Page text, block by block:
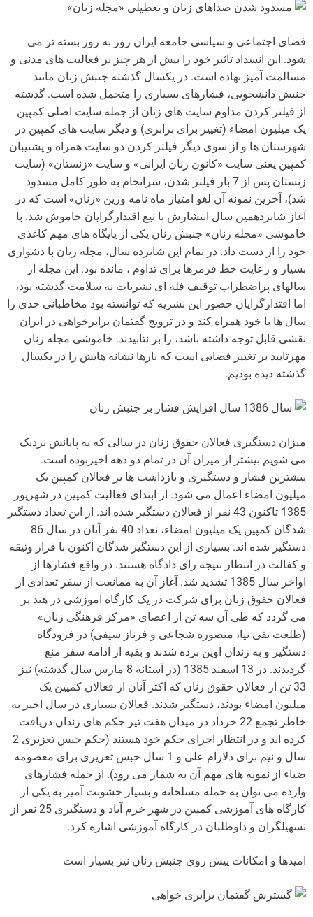
مسدود شدن صداهای زنان و تعطیلی «مجله زنان»
فضای اجتماعی و سیاسی جامعه ایران روز به روز بسته تر می
شود. این انسداد تاثیر خود را بیش از هر چیز بر فعالیت های مدنی و
مسالمت آمیز نهاده است. در یکسال گذشته جنبش زنان مانند
جنبش دانشجویی، فشارهای بسیاری را متحمل شده است. گذشته
از فیلتر کردن مداوم سایت های زنان از جمله سایت اصلی کمپین
یک میلیون امضاء (تغییر برای برابری) و دیگر سایت های کمپین در
شهرستان ها و از سوی دیگر فیلتر کردن دو سایت همراه و پشتیبان
کمپین یعنی سایت «کانون زنان ایرانی» و سایت «زنستان» (سایت
زنستان پس از 7 بار فیلتر شدن، سرانجام به طور کامل مسدود
شد)، آخرین نمونه آن لغو امتیاز ماه نامه وزین «زنان» است که در
آغاز شانزدهمین سال انتشارش با تیغ اقتدارگرایان خاموش شد. با
خاموشی «مجله زنان» جنبش زنان یکی از پایگاه های مهم کاغذی
خود را از دست داد. در تمام این شانزده سال، مجله زنان با دشواری
بسیار و رعایت خط قرمزها برای تداوم ، مانده بود. این مجله از
سالهای پراضطراب توقیف فله ای نشریات به سلامت گذشته بود،
اما اقتدارگرایان حضور این نشریه که توانسته بود مخاطبانی جدی را
سال ها با خود همراه کند و در ترویج گفتمان برابرخواهی در ایران
نقشی قابل توجه داشته باشد، را بر نتابیدند. خاموشی مجله زنان
مهرتایید بر تغییر فضایی است که بارها نشانه هایش را در یکسال
گذشته دیده بودیم.
سال 1386 سال افزایش فشار بر جنبش زنان
میزان دستگیری فعالان حقوق زنان در سالی که به پایانش نزدیک
می شویم بیشتر از میزان آن در تمام دو دهه اخیربوده است.
بیشترین فشار و دستگیری و بازداشت ها بر فعالان کمپین یک
میلیون امضاء اعمال می شود. از ابتدای فعالیت کمپین در شهریور
1385 تاکنون 43 نفر از فعالان دستگیر شده اند. از این تعداد دستگیر
شدگان کمپین یک میلیون امضاء، تعداد 40 نفر آنان در سال 86
دستگیر شده اند. بسیاری از این دستگیر شدگان اکنون با قرار وثیقه
و کفالت در انتظار نتیجه رای دادگاه هستند. در واقع فشارها از
اواخر سال 1385 تشدید شد. آغاز آن به ممانعت از سفر تعدادی از
فعالان حقوق زنان برای شرکت در یک کارگاه آموزشی در هند بر
می گردد که طی آن سه تن از اعضای «مرکز فرهنگی زنان»
(طلعت تقی نیا، منصوره شجاعی و فرناز سیفی) در فرودگاه
دستگیر و به زندان اوین برده شدند و بقیه از ادامه سفر منع
گردیدند. در 13 اسفند 1385 (در آستانه 8 مارس سال گذشته) نیز
33 تن از فعالان حقوق زنان که اکثر آنان از فعالان کمپین یک
میلیون امضاء بودند، دستگیر شدند. فعالان بسیاری در سال اخیر به
خاطر تجمع 22 خرداد در میدان هفت تیر حکم های زندان دریافت
کرده اند و در انتظار اجرای حکم خود هستند (حکم حبس تعزیری 2
سال و نیم برای دلارام علی و 1 سال حبس تعزیری برای معصومه
ضیاء از نمونه های مهم آن به شمار می رود). از جمله فشارهای
وارده می توان به حمله مسلحانه و بسیار خشونت آمیز به یکی از
کارگاه های آموزشی کمپین در شهر خرم آباد و دستگیری 25 نفر از
تسهیلگران و داوطلبان در کارگاه آموزشی اشاره کرد.
امیدها و امکانات پیش روی جنبش زنان نیز بسیار است
گسترش گفتمان برابری خواهی